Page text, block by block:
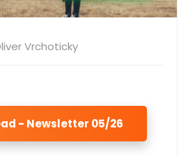
Vrchoticky
- Newsletter 05/26